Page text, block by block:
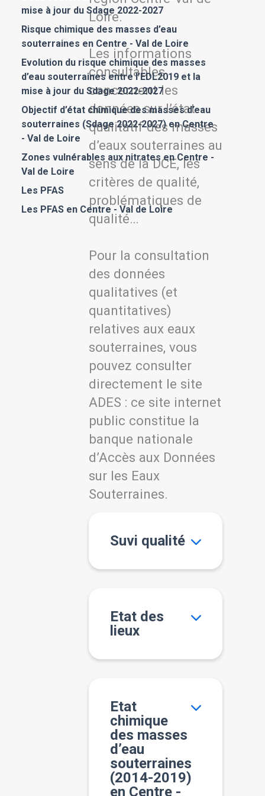
mise à jour du Sdage 2022-2027
Risque chimique des masses d’eau
souterraines en Centre - Val de Loire
Evolution du risque chimique des masses
d’eau souterraines entre l’EDL2019 et la
mise à jour du Sdage 2022-2027
Objectif d’état chimique des masses d’eau
souterraines (Sdage 2022-2027) en Centre
- Val de Loire
Zones vulnérables aux nitrates en Centre -
Val de Loire
Les PFAS
Les PFAS en Centre - Val de Loire
Loire.
Les informations
consultables
concernent les
données sur l’état
qualitatif des masses
d’eaux souterraines au
sens de la DCE, les
critères de qualité,
problématiques de
qualité…
Pour la consultation
des données
qualitatives (et
quantitatives)
relatives aux eaux
souterraines, vous
pouvez consulter
directement le site
ADES : ce site internet
public constitue la
banque nationale
d’Accès aux Données
sur les Eaux
Souterraines.
Suvi qualité
Etat des
lieux
Etat
chimique
des masses
d’eau
souterraines
(2014-2019)
en Centre -